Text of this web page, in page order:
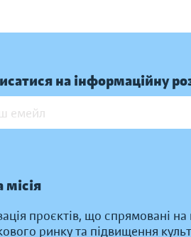
на інформаційну
проєктів, що спрямовані
ринку та підвищення